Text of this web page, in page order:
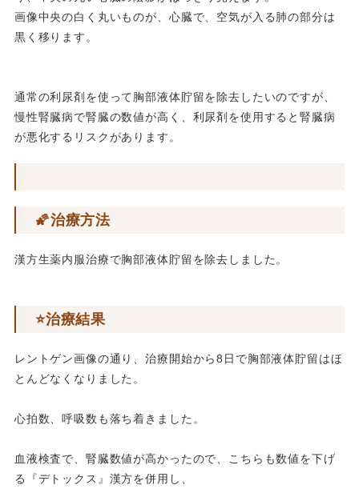
画像中央の白く丸いものが、心臓で、空気が入る肺の部分は
黒く移ります。
通常の利尿剤を使って胸部液体貯留を除去したいのですが、
慢性腎臓病で腎臓の数値が高く、利尿剤を使用すると腎臓病
が悪化するリスクがあります。
🌠治療方法
漢方生薬内服治療で胸部液体貯留を除去しました。
⭐️治療結果
レントゲン画像の通り、治療開始から8日で胸部液体貯留はほ
とんどなくなりました。
心拍数、呼吸数も落ち着きました。
血液検査で、腎臓数値が高かったので、こちらも数値を下げ
る『デトックス』漢方を併用し、